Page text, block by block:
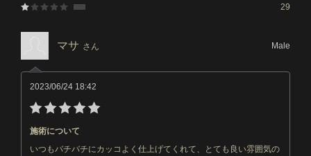
29
マサ さん Male
2023/06/24 18:42
施術について
いつもバチバチにカッコよく仕上げてくれて、とても良い雰囲気の